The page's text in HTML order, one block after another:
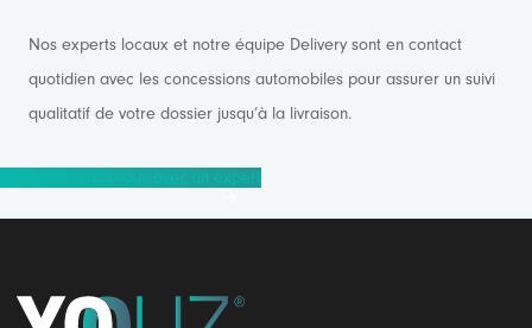
Nos experts locaux et notre équipe Delivery sont en contact
quotidien avec les concessions automobiles pour assurer un suivi
qualitatif de votre dossier jusqu’à la livraison.
Prendre rendez-vous avec un expert